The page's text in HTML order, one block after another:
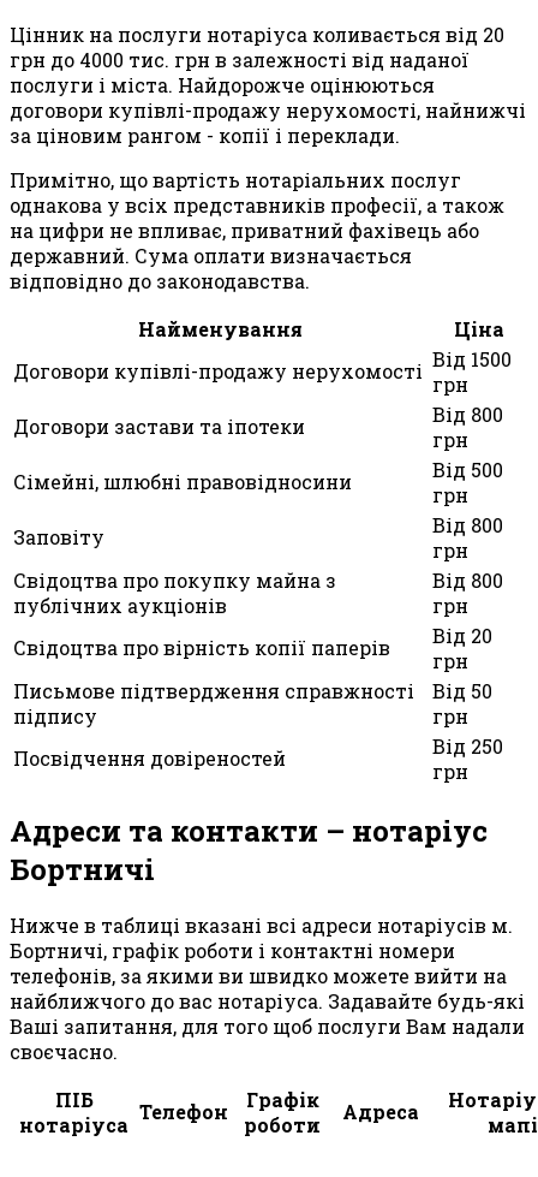
Цінник на послуги нотаріуса коливається від 20
грн до 4000 тис. грн в залежності від наданої
послуги і міста. Найдорожче оцінюються
договори купівлі-продажу нерухомості, найнижчі
за ціновим рангом - копії і переклади.
Примітно, що вартість нотаріальних послуг
однакова у всіх представників професії, а також
на цифри не впливає, приватний фахівець або
державний. Сума оплати визначається
відповідно до законодавства.
Найменування
Ціна
Договори купівлі-продажу нерухомості Від 1500
грн
Договори застави та іпотеки
Від 800
грн
Сімейні, шлюбні правовідносини
Від 500
грн
Заповіту
Від 800
грн
Свідоцтва про покупку майна з
публічних аукціонів
Від 800
грн
Свідоцтва про вірність копії паперів
Від 20
грн
Письмове підтвердження справжності
підпису
Від 50
грн
Посвідчення довіреностей
Від 250
грн
Адреси та контакти – нотаріус
Бортничі
Нижче в таблиці вказані всі адреси нотаріусів м.
Бортничі, графік роботи і контактні номери
телефонів, за якими ви швидко можете вийти на
найближчого до вас нотаріуса. Задавайте будь-які
Ваші запитання, для того щоб послуги Вам надали
своєчасно.
ПІБ
нотаріуса
Телефон
Графік
роботи
Адреса
мапі